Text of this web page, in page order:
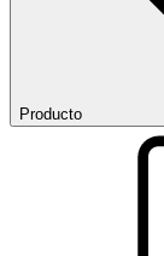
Producto